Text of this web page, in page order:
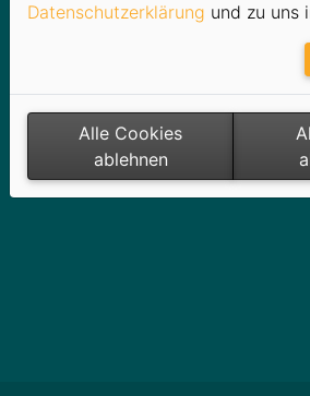
Im Bereich Wasser / Wärme /
Datenschutzerklärung und zu uns
Alle Cookies
ablehnen